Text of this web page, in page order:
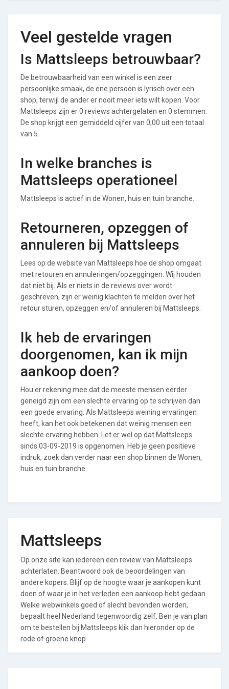
Veel gestelde vragen
Is Mattsleeps betrouwbaar?
De betrouwbaarheid van een winkel is een zeer
persoonlijke smaak, de ene persoon is lyrisch over een
shop, terwijl de ander er nooit meer iets wilt kopen. Voor
Mattsleeps zijn er 0 reviews achtergelaten en 0 stemmen.
De shop krijgt een gemiddeld cijfer van 0,00 uit een totaal
van 5.
In welke branches is
Mattsleeps operationeel
Mattsleeps is actief in de Wonen, huis en tuin branche.
Retourneren, opzeggen of
annuleren bij Mattsleeps
Lees op de website van Mattsleeps hoe de shop omgaat
met retouren en annuleringen/opzeggingen. Wij houden
dat niet bij. Als er niets in de reviews over wordt
geschreven, zijn er weinig klachten te melden over het
retour sturen, opzeggen en/of annuleren bij Mattsleeps.
Ik heb de ervaringen
doorgenomen, kan ik mijn
aankoop doen?
Hou er rekening mee dat de meeste mensen eerder
geneigd zijn om een slechte ervaring op te schrijven dan
een goede ervaring. Als Mattsleeps weining ervaringen
heeft, kan het ook betekenen dat weinig mensen een
slechte ervaring hebben. Let er wel op dat Mattsleeps
sinds 03-09-2019 is opgenomen. Heb je geen positieve
indruk, zoek dan verder naar een shop binnen de Wonen,
huis en tuin branche.
Mattsleeps
Op onze site kan iedereen een review van Mattsleeps
achterlaten. Beantwoord ook de beoordelingen van
andere kopers. Blijf op de hoogte waar je aankopen kunt
doen of waar je in het verleden een aankoop hebt gedaan.
Welke webwinkels goed of slecht bevonden worden,
bepaalt heel Nederland tegenwoordig zelf. Ben je van plan
om te bestellen bij Mattsleeps klik dan hieronder op de
rode of groene knop.